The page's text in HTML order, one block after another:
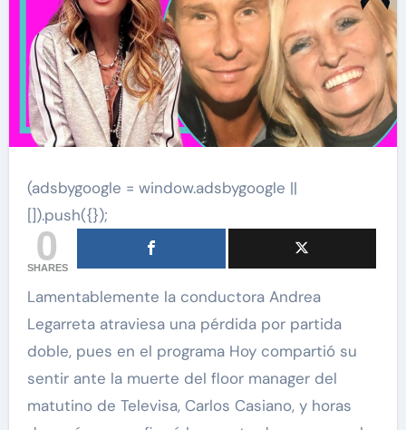
(adsbygoogle = window.adsbygoogle ||
[]).push({});
0
SHARES
Lamentablemente la conductora Andrea
Legarreta atraviesa una pérdida por partida
doble, pues en el programa Hoy compartió su
sentir ante la muerte del floor manager del
matutino de Televisa, Carlos Casiano, y horas